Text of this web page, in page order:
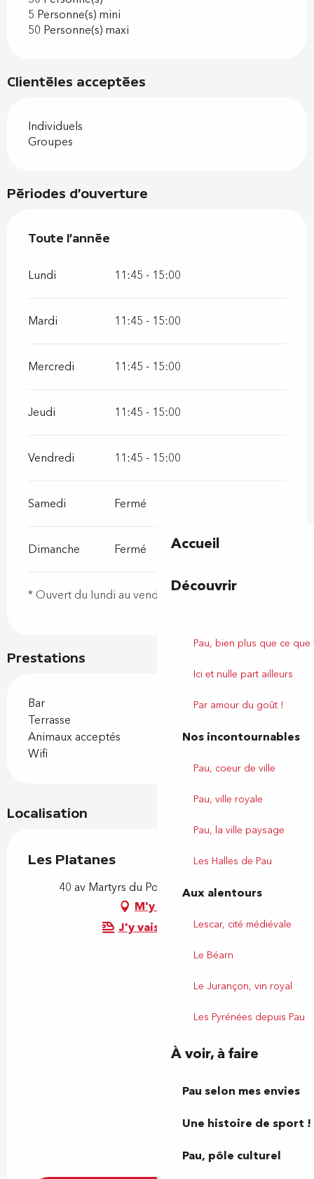
Accueil
Découvrir
Pau, bien plus que ce
Ici et nulle part ailleurs
Par amour du goût !
Nos incontournables
Pau, coeur de ville
Pau, ville royale
Pau, la ville paysage
Les Halles de Pau
Aux alentours
Lescar, cité médiévale
Le Béarn
Le Jurançon, vin royal
Les Pyrénées depuis Pau
À voir, à faire
Pau selon mes envies
Une histoire de sport !
Pau, pôle culturel
Prestations
Bar
Terrasse
Animaux acceptés
Wifi
5 Personne(s) mini
50 Personne(s) maxi
Clientèles acceptées
Individuels
Groupes
Périodes d'ouverture
Toute l'année
Toute l'année
Lundi 11:45 - 15:00
Mardi 11:45 - 15:00
Mercredi 11:45 - 15:00
Jeudi 11:45 - 15:00
Vendredi 11:45 - 15:00
Samedi Fermé
Dimanche Fermé
* Ouvert du lundi au vendredi de 11h45 à 15h.
Localisation
Les Platanes
40 av Martyrs du Pont Long, 64000 Pau
M'y rendre
J'y vais en train !